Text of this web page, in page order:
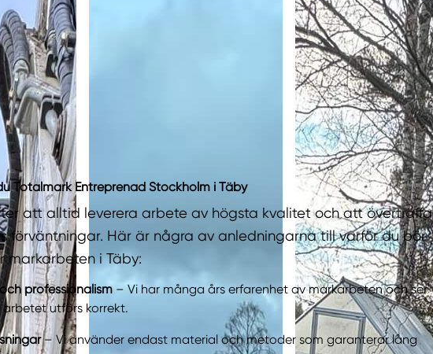
Totalmark Entreprenad Stockholm i Täby
att alltid leverera arbete av högsta kvalitet och att överträffa
förväntningar. Här är några av anledningarna till varför du bör
markarbeten i Täby:
professionalism – Vi har många års erfarenhet av markarbeten och ser
utförs korrekt.
– Vi använder endast material och metoder som garanterar lång